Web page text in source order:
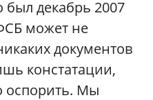
был декабрь 2007
может не
документов
констатации,
оспорить. Мы